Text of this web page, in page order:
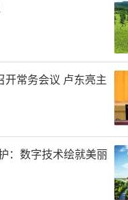
常务会议 卢东亮主
数字技术绘就美丽